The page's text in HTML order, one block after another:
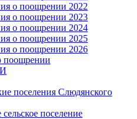
о поощрении 2022
о поощрении 2023
о поощрении 2024
о поощрении 2025
о поощрении 2026
поощрении
поселения Слюдянского
поселение